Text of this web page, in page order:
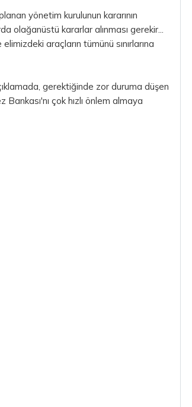
yönetim kurulunun kararının
olağanüstü kararlar alınması gerekir...
araçların tümünü sınırlarına
gerektiğinde zor duruma düşen
çok hızlı önlem almaya